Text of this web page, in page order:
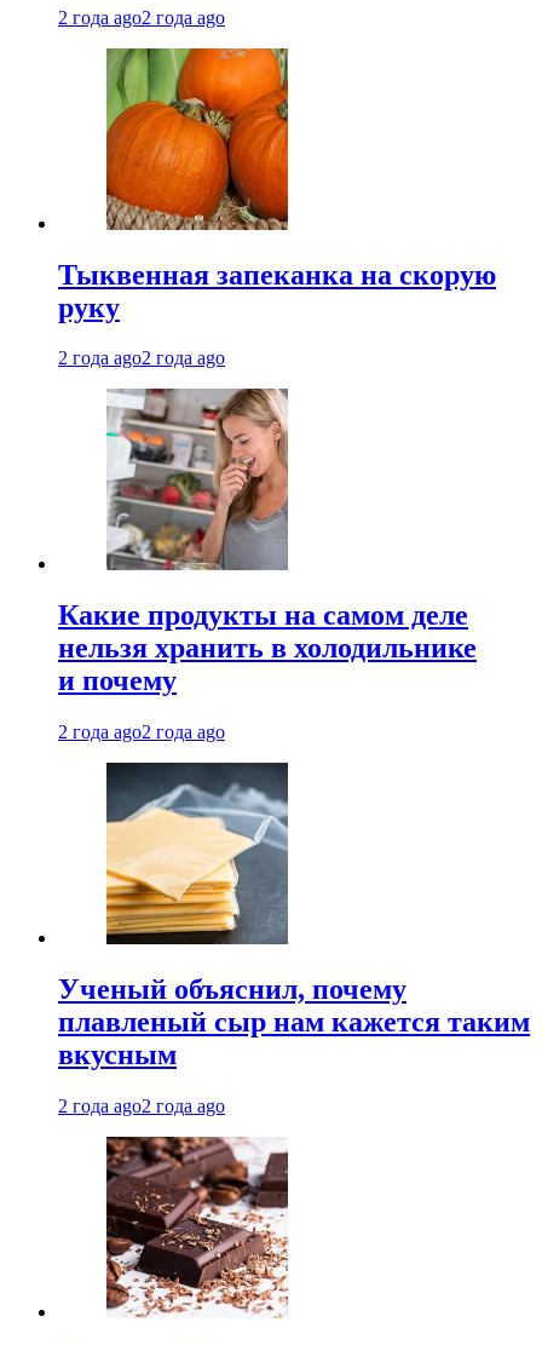
2 года ago2 года ago
Тыквенная запеканка на скорую
руку
2 года ago2 года ago
Какие продукты на самом деле
нельзя хранить в холодильнике
и почему
2 года ago2 года ago
Ученый объяснил, почему
плавленый сыр нам кажется таким
вкусным
2 года ago2 года ago